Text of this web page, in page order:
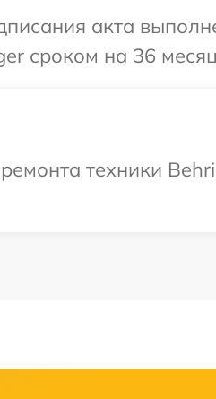
акта
сроком на 36
техники